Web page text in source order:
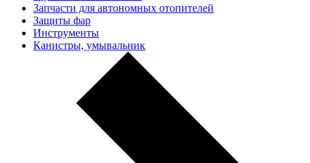
Запчасти для автономных отопителей
Защиты фар
Инструменты
Канистры, умывальник